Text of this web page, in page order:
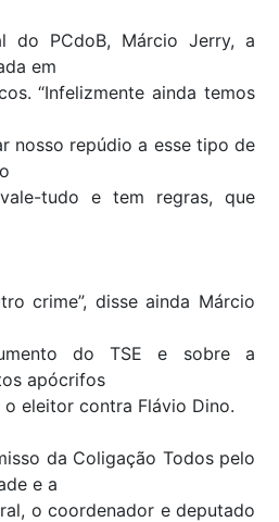
do PCdoB, Márcio Jerry, a
em
“Infelizmente ainda temos
nosso repúdio a esse tipo de
tudo e tem regras, que
crime”, disse ainda Márcio
do TSE e sobre a
apócrifos
eleitor contra Flávio Dino.
da Coligação Todos pelo
e a
o coordenador e deputado